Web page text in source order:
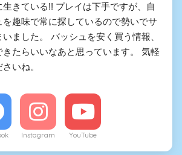
きている!! プレイは下手ですが、自
趣味で常に探しているので勢いでサ
ました。 バッシュを安く買う情報、
たらいいなあと思っています。 気軽
いね。
Instagram YouTube